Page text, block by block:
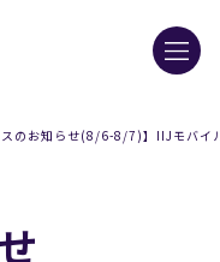
スのお知らせ(8/6-8/7)】IIJモバイ